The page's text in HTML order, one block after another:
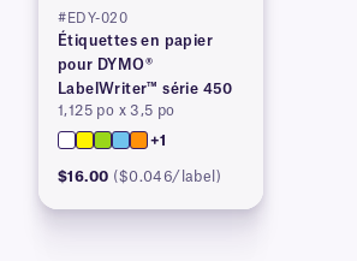
#EDY-020
Étiquettes en papier
pour DYMO®
LabelWriter™ série 450
1,125 po x 3,5 po
+1
$16.00 ($0.046/label)